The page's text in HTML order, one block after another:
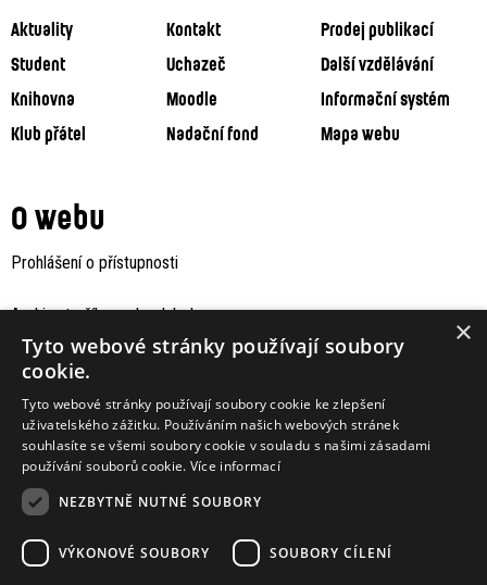
Aktuality Kontakt
Prodej publikací
Student
Uchazeč
Další vzdělávání
Knihovna
Moodle
Informační systém
Klub přátel
Nadační fond Mapa webu
O webu
Prohlášení o přístupnosti
Archiv staršího webu Jaboku ×
Tyto webové stránky používají soubory
cookie.
Tyto webové stránky používají soubory cookie ke zlepšení
uživatelského zážitku. Používáním našich webových stránek
souhlasíte se všemi soubory cookie v souladu s našimi zásadami
používání souborů cookie. Více informací
NEZBYTNĚ NUTNÉ SOUBORY
VÝKONOVÉ SOUBORY SOUBORY CÍLENÍ